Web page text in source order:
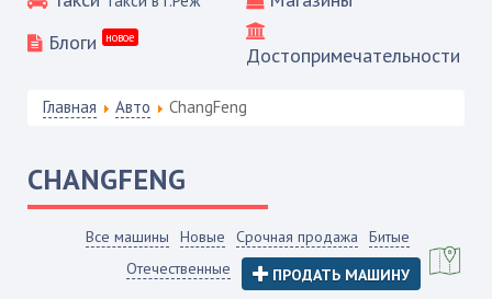
Блоги
новое
Достопримечательности
Главная Авто ChangFeng
CHANGFENG
Все машины Новые Срочная продажа
Битые
Отечественные
ПРОДАТЬ МАШИНУ